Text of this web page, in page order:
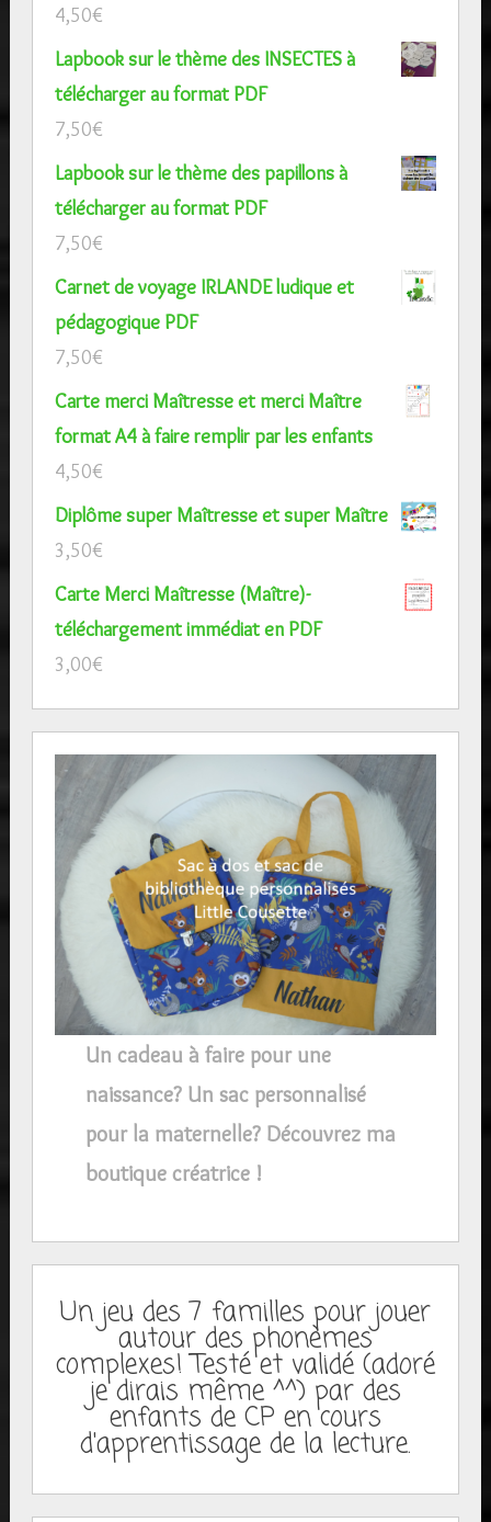
4,50€
Lapbook sur le thème des INSECTES à
télécharger au format PDF
7,50€
Lapbook sur le thème des papillons à
télécharger au format PDF
7,50€
Carnet de voyage IRLANDE ludique et
pédagogique PDF
7,50€
Carte merci Maîtresse et merci Maître
format A4 à faire remplir par les enfants
4,50€
Diplôme super Maîtresse et super Maître
3,50€
Carte Merci Maîtresse (Maître)-
téléchargement immédiat en PDF
3,00€
Un cadeau à faire pour une
naissance? Un sac personnalisé
pour la maternelle? Découvrez ma
boutique créatrice !
Un jeu des 7 familles pour jouer
autour des phonèmes
complexes! Testé et validé (adoré
je dirais même ^^) par des
enfants de CP en cours
d'apprentissage de la lecture.